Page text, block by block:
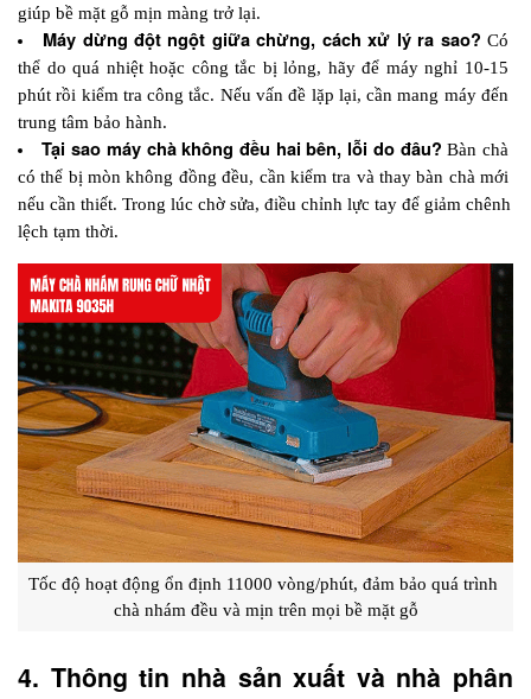
giúp bề mặt gỗ mịn màng trở lại.
Máy dừng đột ngột giữa chừng, cách xử lý ra sao? Có
thể do quá nhiệt hoặc công tắc bị lỏng, hãy để máy nghỉ 10-15
phút rồi kiểm tra công tắc. Nếu vấn đề lặp lại, cần mang máy đến
trung tâm bảo hành.
Tại sao máy chà không đều hai bên, lỗi do đâu? Bàn chà
có thể bị mòn không đồng đều, cần kiểm tra và thay bàn chà mới
nếu cần thiết. Trong lúc chờ sửa, điều chỉnh lực tay để giảm chênh
lệch tạm thời.
Tốc độ hoạt động ổn định 11000 vòng/phút, đảm bảo quá trình
chà nhám đều và mịn trên mọi bề mặt gỗ
4. Thông tin nhà sản xuất và nhà phân